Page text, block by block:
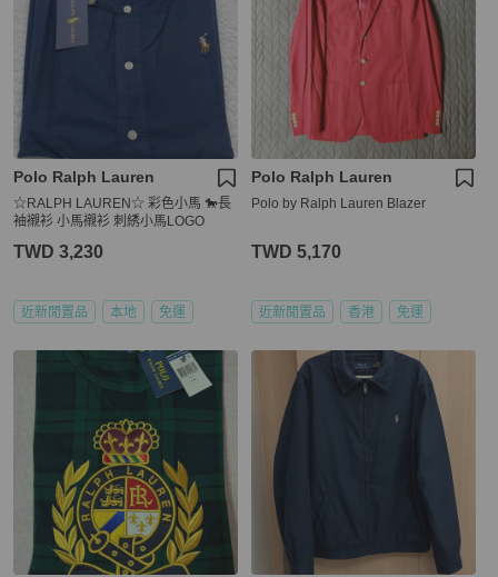
Polo Ralph Lauren
☆RALPH LAUREN☆ 彩色小馬 🐎長
袖襯衫 小馬襯衫 刺綉小馬LOGO
TWD 3,230
近新閒置品 本地 免運
Polo Ralph Lauren
Polo by Ralph Lauren Blazer
TWD 5,170
近新閒置品 香港 免運